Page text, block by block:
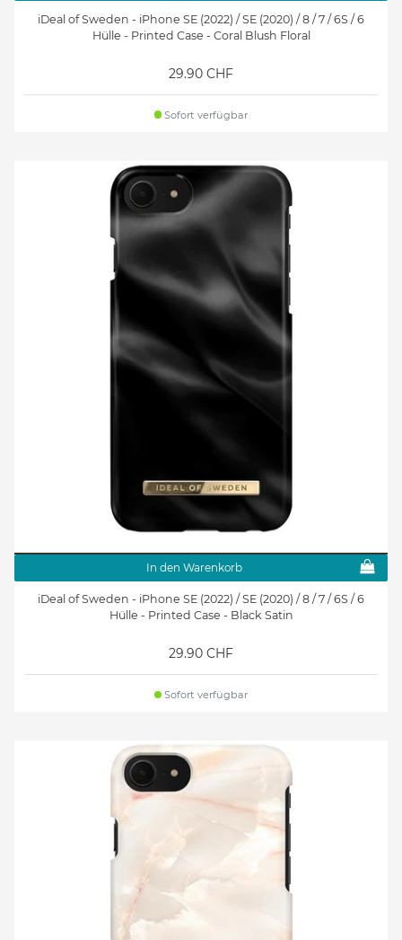
iDeal of Sweden - iPhone SE (2022) / SE (2020) / 8 / 7 / 6S / 6
Hülle - Printed Case - Coral Blush Floral
29.90 CHF
Sofort verfügbar
In den Warenkorb
iDeal of Sweden - iPhone SE (2022) / SE (2020) / 8 / 7 / 6S / 6
Hülle - Printed Case - Black Satin
29.90 CHF
Sofort verfügbar